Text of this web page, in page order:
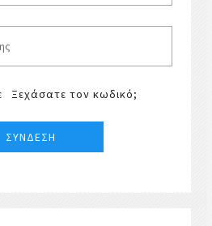
Ξεχάσατε τον κωδικό;